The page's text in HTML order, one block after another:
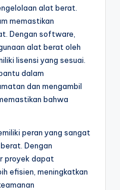
alat berat.
memastikan
Dengan software,
alat berat oleh
lisensi yang sesuai.
dalam
dan mengambil
bahwa
peran yang sangat
Dengan
proyek dapat
efisien, meningkatkan